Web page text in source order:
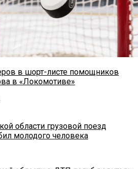
в шорт-листе помощников
в «Локомотиве»
области грузовой поезд
молодого человека